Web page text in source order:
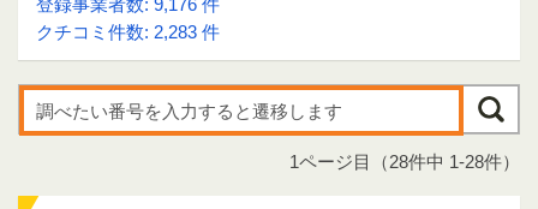
クチコミ件数: 2,283 件
1ページ目（28件中 1-28件）